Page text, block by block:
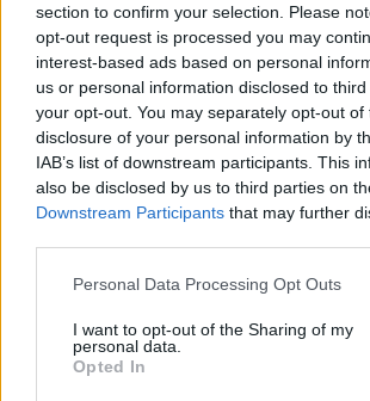
section to confirm your selection. Please
opt-out request is processed you may
interest-based ads based on personal
us or personal information disclosed to
your opt-out. You may separately opt-out of
disclosure of your personal information by
IAB’s list of downstream participants. This
also be disclosed by us to third parties on
Downstream Participants that may further
Please note that this website/app uses one
not limited to your visit or usage behaviour.
grant or deny consent to Google and its
use your data for below specified purposes
Personal Data Processing Opt Outs
I want to opt-out of the Sharing of my
personal data.
Opted In